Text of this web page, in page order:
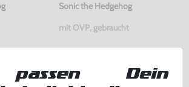
Sonic the Hedgehog
mit OVP, gebraucht
Warenkorb
Dein